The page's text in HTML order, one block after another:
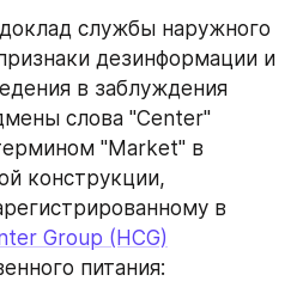
службы наружного
дезинформации и
в заблуждения
слова "Center"
"Market" в
конструкции,
Group (HCG)
питания: